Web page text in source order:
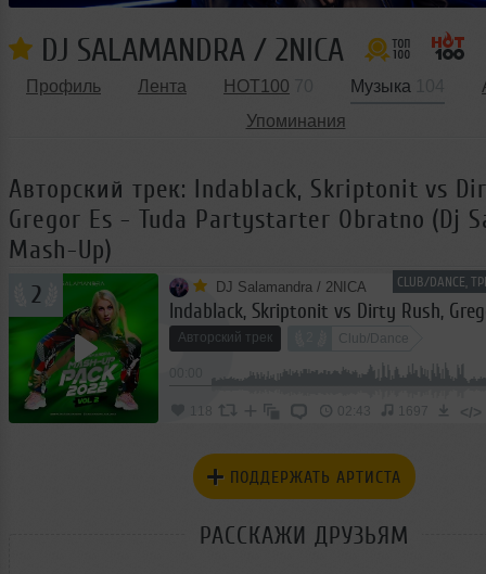
DJ SALAMANDRA / 2NICA
Профиль Лента HOT100 Музыка
Упоминания
Авторский трек: Indablack, Skriptonit vs
Gregor Es - Tuda Partystarter Obratno (Dj
Mash-Up)
CLUB/DANCE,
2 DJ Salamandra / 2NICA
Авторский трек Club/Dance
02:43 1697 </>
ПОДДЕРЖАТЬ АРТИСТА
РАССКАЖИ ДРУЗЬЯМ